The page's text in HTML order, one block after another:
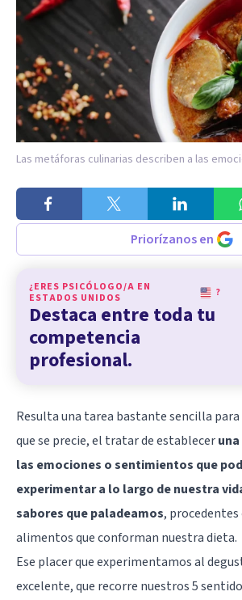
Las metáforas culinarias describen a las
Priorízanos en
¿ERES PSICÓLOGO/A EN
ESTADOS UNIDOS
?
Destaca entre toda tu
competencia
profesional.
Resulta una tarea bastante sencilla
que se precie, el tratar de establecer
las emociones o sentimientos que
experimentar a lo largo de nuestra
sabores que paladeamos, procedentes
alimentos que conforman nuestra dieta.
Ese placer que experimentamos al
excelente, que recorre nuestros 5